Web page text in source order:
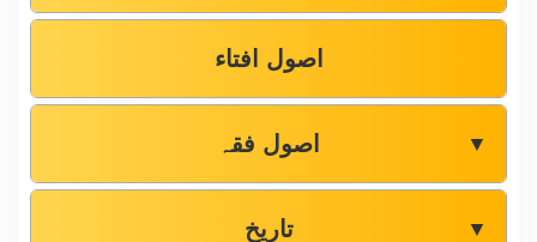
اصول افتاء
اصول فقہ ▼
تاریخ ▼